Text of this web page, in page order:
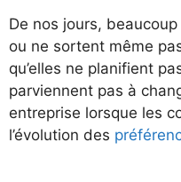
De nos jours,
ou ne sortent même
qu’elles ne planifient
parviennent pas à
entreprise lorsque les
l’évolution des